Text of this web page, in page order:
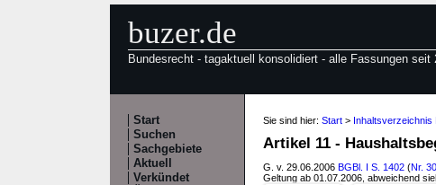
buzer.de
Bundesrecht - tagaktuell konsolidiert - alle Fassungen seit
Start
Suchen
Sachgebiete
Aktuell
Verkündet
Sie sind hier: Start > Inhaltsverzeichnis
Artikel 11 -
G. v. 29.06.2006 BGBl. I S. 1402 (Nr. 30
Geltung ab 01.07.2006, abweichend